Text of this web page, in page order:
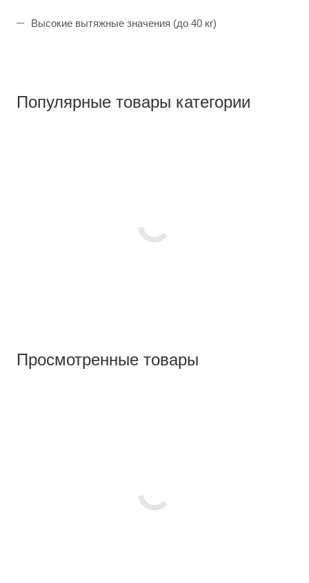
Высокие вытяжные значения (до 40 кг)
Популярные товары категории
Просмотренные товары